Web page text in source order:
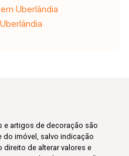
Uberlândia
e artigos de decoração são
do imóvel, salvo indicação
direito de alterar valores e